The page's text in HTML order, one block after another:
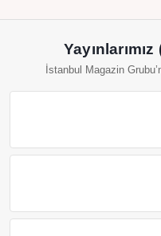
İstanbul Magazin